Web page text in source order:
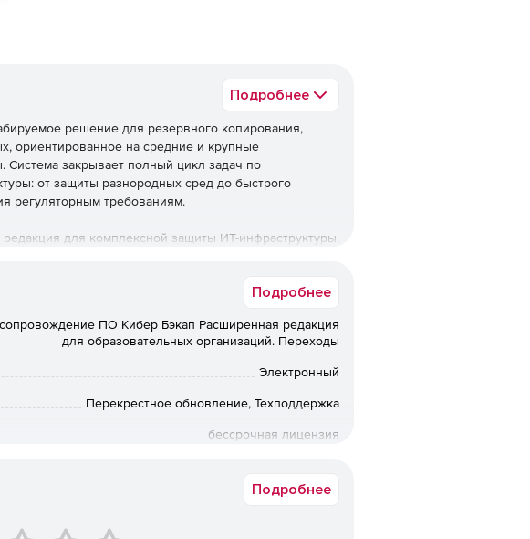
Подробнее
решение для резервного копирования,
ориентированное на средние и крупные
Система закрывает полный цикл задач по
от защиты разнородных сред до быстрого
регуляторным требованиям.
для комплексной защиты ИТ-инфраструктуры,
технической поддержки не
и трансформируемых инфраструктур, в том числе в
Подробнее
ПО Кибер Бэкап Расширенная редакция
для образовательных организаций. Переходы
Электронный
Перекрестное обновление, Техподдержка
бессрочная лицензия
Подробнее